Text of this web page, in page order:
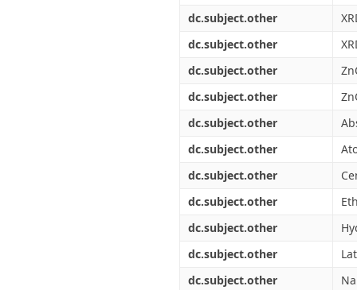
dc.subject.other
dc.subject.other
dc.subject.other
dc.subject.other
dc.subject.other
dc.subject.other
dc.subject.other
dc.subject.other
dc.subject.other
dc.subject.other
dc.subject.other